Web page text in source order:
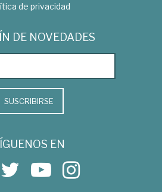
de privacidad
DE NOVEDADES
SUSCRIBIRSE
EN